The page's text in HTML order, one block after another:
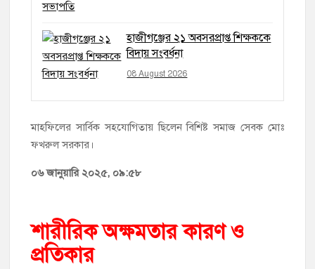
হাজীগঞ্জের ২১ অবসরপ্রাপ্ত শিক্ষককে
বিদায় সংবর্ধনা
08 August 2026
মাহফিলের সার্বিক সহযোগিতায় ছিলেন বিশিষ্ট সমাজ সেবক মোঃ
ফখরুল সরকার।
০৬ জানুয়ারি ২০২৫, ০৯:৫৮
শারীরিক অক্ষমতার কারণ ও
প্রতিকার